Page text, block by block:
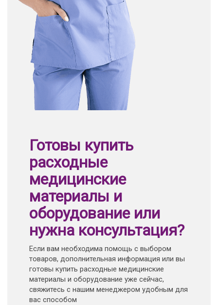
Готовы купить
расходные
медицинские
материалы и
оборудование или
нужна консультация?
Если вам необходима помощь с выбором
товаров, дополнительная информация или вы
готовы купить расходные медицинские
материалы и оборудование уже сейчас,
свяжитесь с нашим менеджером удобным для
вас способом